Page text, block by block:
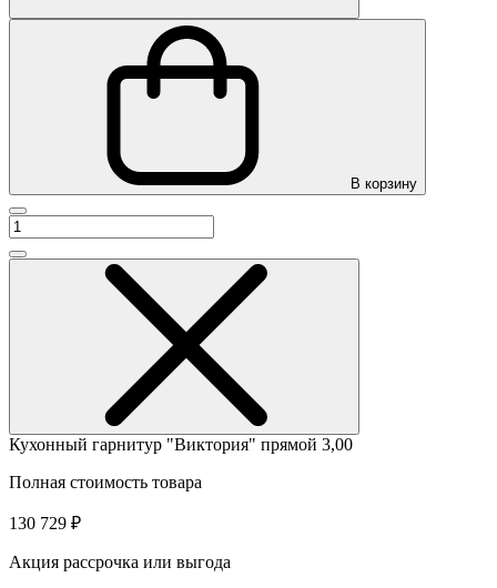
В корзину
Кухонный гарнитур "Виктория" прямой 3,00
Полная стоимость товара
130 729 ₽
Акция рассрочка или выгода